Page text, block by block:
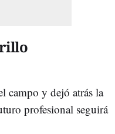
campo y dejó atrás la
profesional seguirá